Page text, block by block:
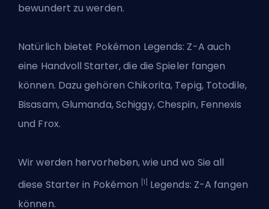
bewundert zu werden.
Natürlich bietet Pokémon Legends: Z-A auch
eine Handvoll Starter, die die Spieler fangen
können. Dazu gehören Chikorita, Tepig, Totodile,
Bisasam, Glumanda, Schiggy, Chespin, Fennexis
und Frox.
Wir werden hervorheben, wie und wo Sie all
diese Starter in Pokémon
[1]
Legends: Z-A fangen
können.